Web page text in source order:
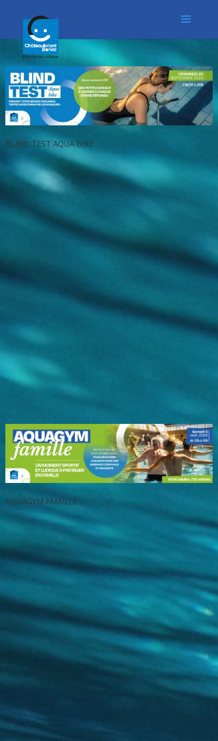
BLIND TEST AQUA BIKE
AQUAGYM FAMILLE